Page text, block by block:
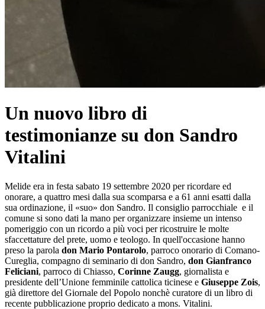
Un nuovo libro di
testimonianze su don Sandro
Vitalini
Melide era in festa sabato 19 settembre 2020 per ricordare ed
onorare, a quattro mesi dalla sua scomparsa e a 61 anni esatti dalla
sua ordinazione, il «suo» don Sandro. Il consiglio parrocchiale e il
comune si sono dati la mano per organizzare insieme un intenso
pomeriggio con un ricordo a più voci per ricostruire le molte
sfaccettature del prete, uomo e teologo. In quell'occasione hanno
preso la parola don Mario Pontarolo, parroco onorario di Comano-
Cureglia, compagno di seminario di don Sandro, don Gianfranco
Feliciani, parroco di Chiasso, Corinne Zaugg, giornalista e
presidente dell’Unione femminile cattolica ticinese e Giuseppe Zois,
già direttore del Giornale del Popolo nonchè curatore di un libro di
recente pubblicazione proprio dedicato a mons. Vitalini.